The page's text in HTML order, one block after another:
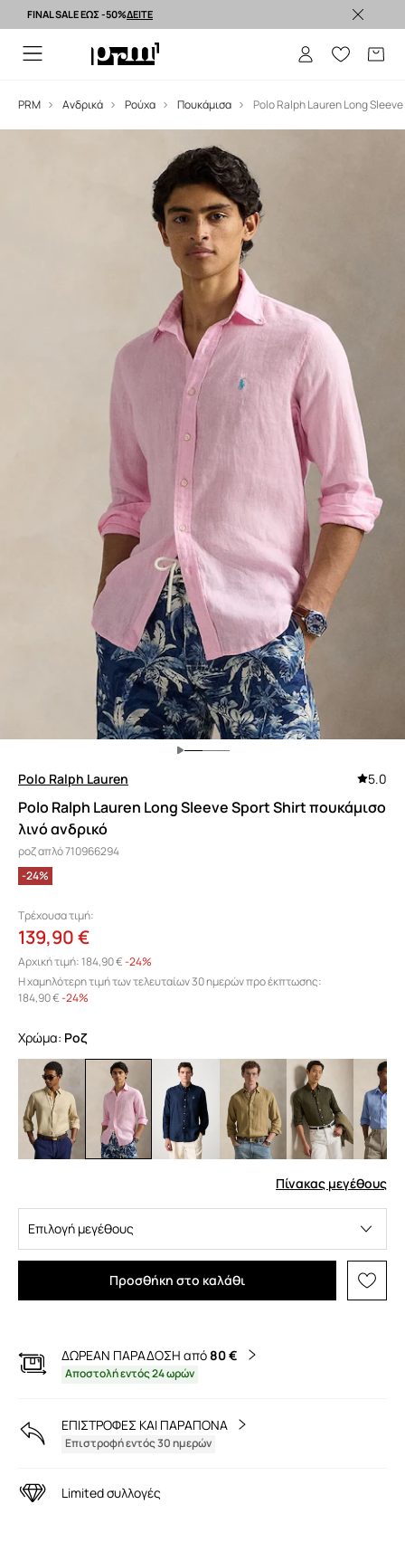
FINAL SALE ΕΩΣ -50%ΔΕΙΤΕ
PRM Ανδρικά Ρούχα Πουκάμισα
Polo Ralph Lauren 5.0
Polo Ralph Lauren Long Sleeve Sport Shirt πουκάμισο
λινό ανδρικό
ροζ απλό 710966294
-24%
Τρέχουσα τιμή:
139,90 €
Αρχική τιμή:184,90 €-24%
Η χαμηλότερη τιμή των τελευταίων 30 ημερών προ έκπτωσης:
184,90 € -24%
Χρώμα: ροζ
Πίνακας μεγέθους
Επιλογή μεγέθους
Προσθήκη στο καλάθι
ΔΩΡΕΑΝ ΠΑΡΑΔΟΣΗ από80 €
Αποστολή εντός 24 ωρών
ΕΠΙΣΤΡΟΦΕΣ ΚΑΙ ΠΑΡΑΠΟΝΑ
Επιστροφή εντός 30 ημερών
Limited συλλογές